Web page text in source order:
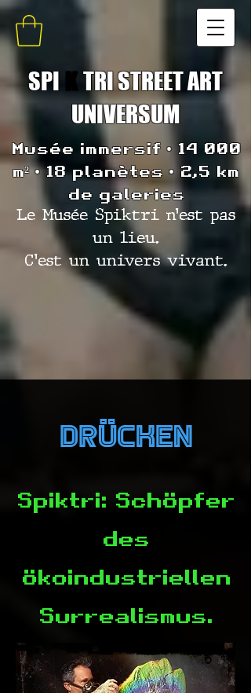
SPI KTRI STREET ART
UNIVERSUM
Musée immersif • 14 000
m² • 18 planètes • 2,5 km
de galeries
Le Musée Spiktri n’est pas
un lieu.
C’est un univers vivant.
Drücken
Spiktri: Schöpfer
des
ökoindustriellen
Surrealismus.